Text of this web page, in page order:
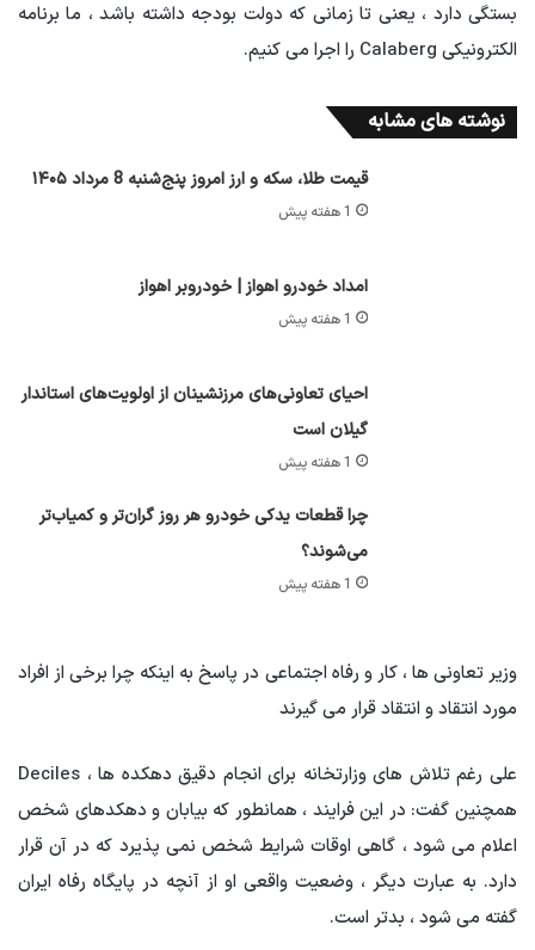
بستگی دارد ، یعنی تا زمانی که دولت بودجه داشته باشد ، ما برنامه
الکترونیکی Calaberg را اجرا می کنیم.
نوشته های مشابه
قیمت طلا، سکه و ارز امروز پنج‌شنبه 8 مرداد ۱۴۰۵
1 هفته پیش
امداد خودرو اهواز | خودروبر اهواز
1 هفته پیش
احیای تعاونی‌های مرزنشینان از اولویت‌های استاندار
گیلان است
1 هفته پیش
چرا قطعات یدکی خودرو هر روز گران‌تر و کمیاب‌تر
می‌شوند؟
1 هفته پیش
وزیر تعاونی ها ، کار و رفاه اجتماعی در پاسخ به اینکه چرا برخی از افراد
مورد انتقاد و انتقاد قرار می گیرند
علی رغم تلاش های وزارتخانه برای انجام دقیق دهکده ها ، Deciles
همچنین گفت: در این فرایند ، همانطور که بیابان و دهکدهای شخص
اعلام می شود ، گاهی اوقات شرایط شخص نمی پذیرد که در آن قرار
دارد. به عبارت دیگر ، وضعیت واقعی او از آنچه در پایگاه رفاه ایران
گفته می شود ، بدتر است.